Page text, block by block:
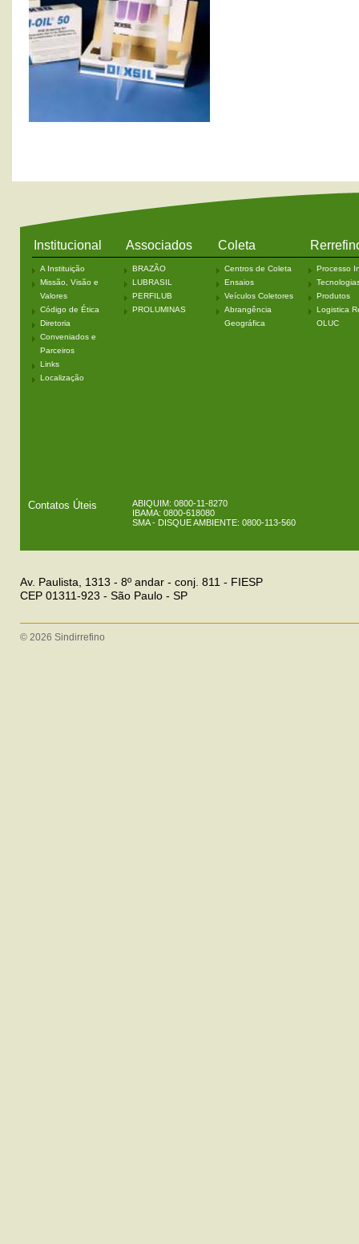
Institucional
A Instituição
Missão, Visão e
Valores
Código de Ética
Diretoria
Conveniados e
Parceiros
Links
Localização
Associados
BRAZÃO
LUBRASIL
PERFILUB
PROLUMINAS
Coleta
Centros de Coleta
Ensaios
Veículos Coletores
Abrangência
Geográfica
Processo
Produtos
Logistica
OLUC
Contatos Úteis
ABIQUIM: 0800-11-8270
IBAMA: 0800-618080
SMA - DISQUE AMBIENTE: 0800-113-560
Av. Paulista, 1313 - 8º andar - conj. 811 - FIESP
CEP 01311-923 - São Paulo - SP
© 2026 Sindirrefino